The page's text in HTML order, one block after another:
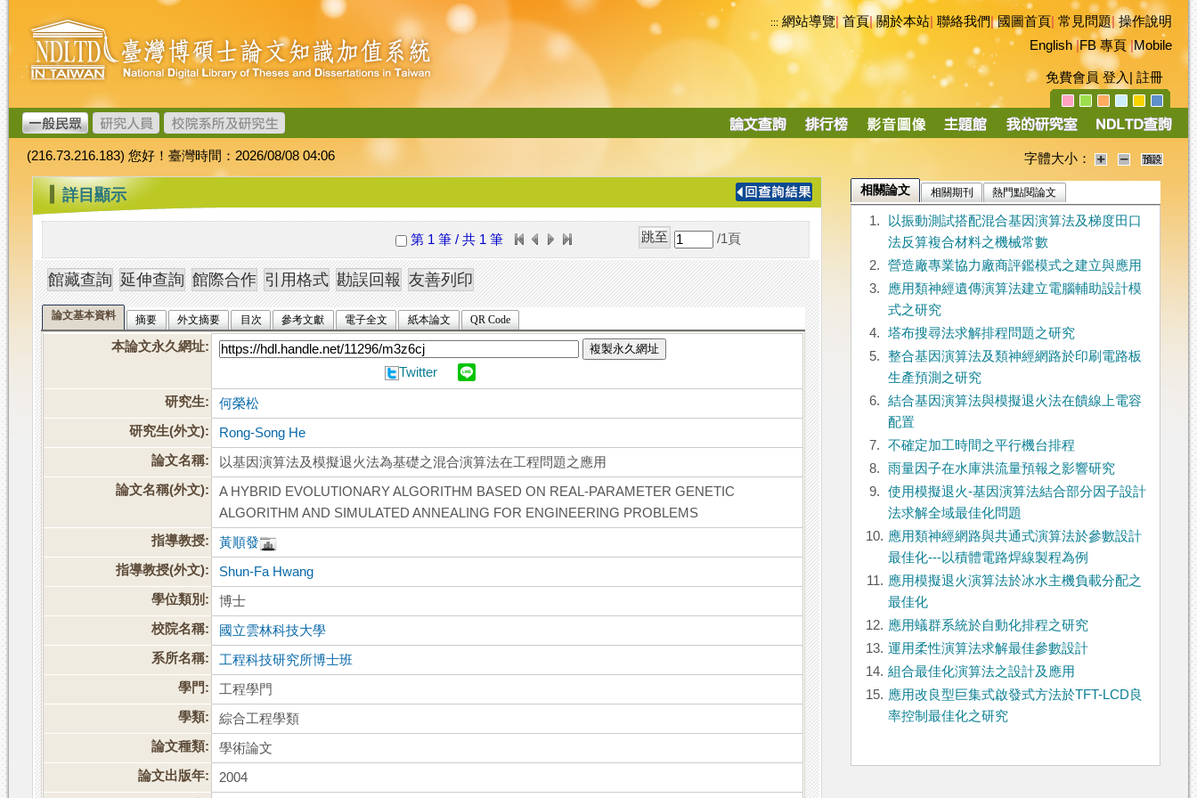
跳
到
主
要
內
容
臺
灣
博
碩
士
論
文
加
值
系
統
::: 網站導覽|首頁|關於本站 聯絡我們|國圖首頁 常見問題|操作說明
English|FB 專頁|Mobile
免費會員 登入 註冊
導
(216.73.216.183) 您好！臺灣時間：2026/08/08 04:06 字體大小：
::: 詳目顯示
第 1 筆 / 共 1 筆 /1 頁
論文基本資料 摘要 外文摘要 目次 參考文獻 電子全文 紙本論文 QR Code
本論文永久網址: 複製永久網址
Twitter
研究生:
何榮松
研究生(外文):
Rong-Song He
論文名稱:
以基因演算法及模擬退火法為基礎之混合演算法在工程問題之應用
論文名稱(外文):
A HYBRID EVOLUTIONARY ALGORITHM BASED ON REAL-PARAMETER GENETIC
ALGORITHM AND SIMULATED ANNEALING FOR ENGINEERING PROBLEMS
指導教授:
黃順發
指導教授(外文):
Shun-Fa Hwang
學位類別:
博士
校院名稱:
國立雲林科技大學
系所名稱:
工程科技研究所博士班
學門:
工程學門
學類:
綜合工程學類
論文種類:
學術論文
論文出版年:
2004
相關論文 相關期刊 熱門點閱論文
1.
以振動測試搭配混合基因演算法及梯度田口
法反算複合材料之機械常數
2.
營造廠專業協力廠商評鑑模式之建立與應用
3.
應用類神經遺傳演算法建立電腦輔助設計模
式之研究
4.
塔布搜尋法求解排程問題之研究
5.
整合基因演算法及類神經網路於印刷電路板
生產預測之研究
6.
結合基因演算法與模擬退火法在饋線上電容
配置
7.
不確定加工時間之平行機台排程
8.
雨量因子在水庫洪流量預報之影響研究
9.
使用模擬退火-基因演算法結合部分因子設計
法求解全域最佳化問題
10. 應用類神經網路與共通式演算法於參數設計
最佳化---以積體電路焊線製程為例
11. 應用模擬退火演算法於冰水主機負載分配之
最佳化
12. 應用蟻群系統於自動化排程之研究
13. 運用柔性演算法求解最佳參數設計
14. 組合最佳化演算法之設計及應用
15. 應用改良型巨集式啟發式方法於TFT-LCD良
率控制最佳化之研究